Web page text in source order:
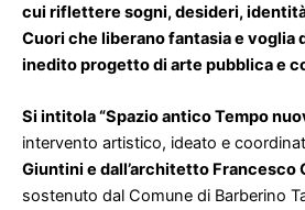
cui riflettere sogni, desideri,
Cuori che liberano fantasia e voglia
inedito progetto di arte pubblica e
Si intitola “Spazio antico Tempo
intervento artistico, ideato e
Giuntini e dall’architetto Francesco
sostenuto dal Comune di Barberino